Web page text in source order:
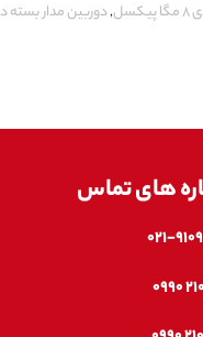
,دوربین مدار بسته
های تماس